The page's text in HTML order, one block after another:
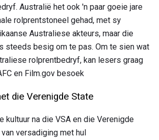
Australië het ook 'n paar goeie jare
rolprentstoneel gehad, met sy
Australiese akteurs, maar die
steeds besig om te pas. Om te sien wat
rolprentbedryf, kan lesers graag
en Film.gov besoek
die Verenigde State
kultuur na die VSA en die Verenigde
versadiging met hul